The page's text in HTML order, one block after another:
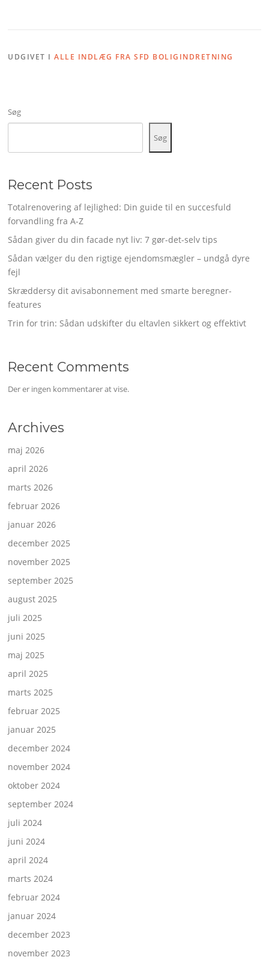
UDGIVET IALLE INDLÆG FRA SFD BOLIGINDRETNING
Søg
Søg
Recent Posts
Totalrenovering af lejlighed: Din guide til en succesfuld
forvandling fra A-Z
Sådan giver du din facade nyt liv: 7 gør-det-selv tips
Sådan vælger du den rigtige ejendomsmægler – undgå dyre
fejl
Skræddersy dit avisabonnement med smarte beregner-
features
Trin for trin: Sådan udskifter du eltavlen sikkert og effektivt
Recent Comments
Der er ingen kommentarer at vise.
Archives
maj 2026
april 2026
marts 2026
februar 2026
januar 2026
december 2025
november 2025
september 2025
august 2025
juli 2025
juni 2025
maj 2025
april 2025
marts 2025
februar 2025
januar 2025
december 2024
november 2024
oktober 2024
september 2024
juli 2024
juni 2024
april 2024
marts 2024
februar 2024
januar 2024
december 2023
november 2023